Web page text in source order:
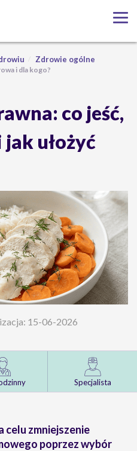
Zdrowie ogólne
i dla kogo?
co jeść,
ułożyć
15-06-2026
Specjalista
celu zmniejszenie
poprzez wybór